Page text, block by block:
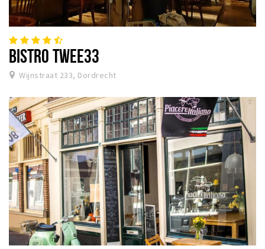
BISTRO TWEE33
Wijnstraat 233, Dordrecht